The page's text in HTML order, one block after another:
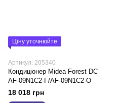
Ціну уточнюйте
Артикул: 205340
Кондиціонер Midea Forest DC
AF-09N1C2-I /AF-09N1C2-O
18 018 грн